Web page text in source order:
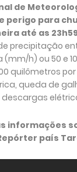
de
perigo para
até as
precipitação
(mm/h) ou 50 e
quilômetros
queda de
informações
país